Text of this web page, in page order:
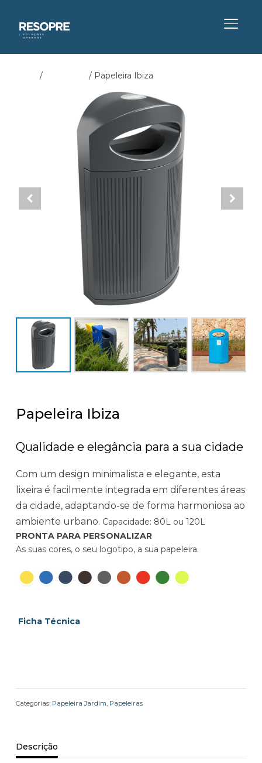
/ / Papeleira Ibiza
Papeleira Ibiza
Qualidade e elegância para a sua cidade
Com um design minimalista e elegante, esta
lixeira é facilmente integrada em diferentes áreas
da cidade, adaptando-se de forma harmoniosa ao
ambiente urbano. Capacidade: 80L ou 120L
PRONTA PARA PERSONALIZAR
As suas cores, o seu logotipo, a sua papeleira.
Ficha Técnica
Categorias: Papeleira Jardim, Papeleiras
Descrição